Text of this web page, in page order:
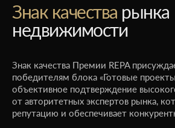
Знак качества рынка
недвижимости
Знак качества Премии REPA
победителям блока «Готовые
объективное подтверждение
от авторитетных экспертов рынка,
репутацию и обеспечивает